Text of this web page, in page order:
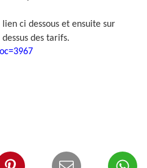
ci dessous et ensuite sur
des tarifs.